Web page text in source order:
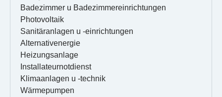
Badezimmer u Badezimmereinrichtungen
Photovoltaik
Sanitäranlagen u -einrichtungen
Alternativenergie
Heizungsanlage
Installateurnotdienst
Klimaanlagen u -technik
Wärmepumpen